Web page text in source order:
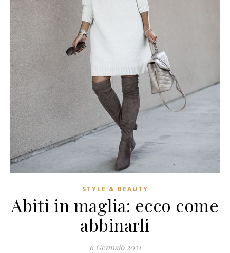
STYLE & BEAUTY
Abiti in maglia: ecco come
abbinarli
6 Gennaio 2021